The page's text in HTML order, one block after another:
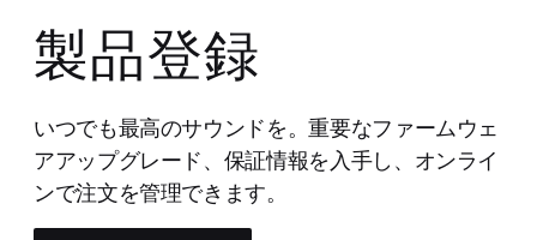
製品登録
いつでも最高のサウンドを。重要なファームウェ
アアップグレード、保証情報を入手し、オンライ
ンで注文を管理できます。